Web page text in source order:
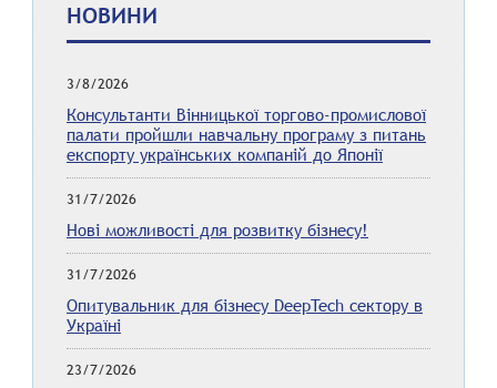
НОВИНИ
3/8/2026
Консультанти Вінницької торгово-промислової
палати пройшли навчальну програму з питань
експорту українських компаній до Японії
31/7/2026
Нові можливості для розвитку бізнесу!
31/7/2026
Опитувальник для бізнесу DeepTech сектору в
Україні
23/7/2026